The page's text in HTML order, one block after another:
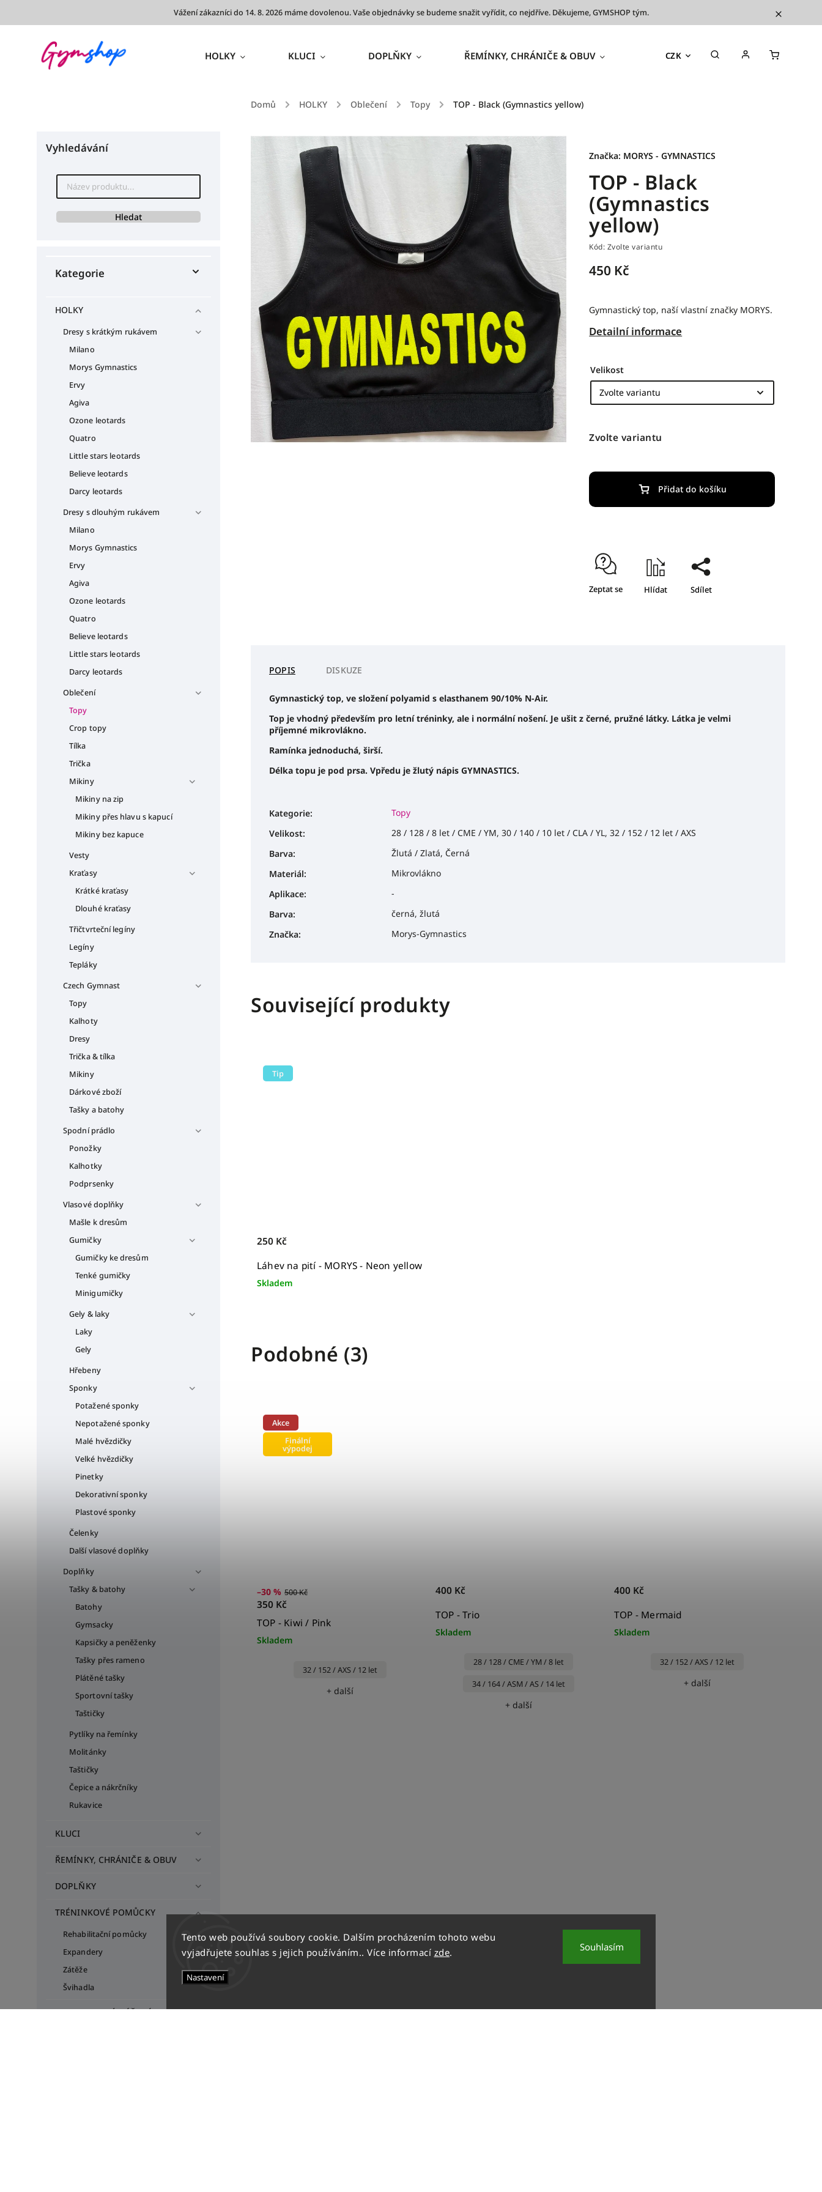
Tento web používá soubory cookie. Dalším procházením tohoto webu
vyjadřujete souhlas s jejich používáním.. Více informací zde.
Nastavení
Souhlasím
Vážení zákazníci do 14. 8. 2026 máme dovolenou. Vaše objednávky se budeme snažit vyřídit, co nejdříve. Děkujeme, GYMSHOP tým.
CZK
HOLKY KLUCI DOPLŇKY ŘEMÍNKY, CHRÁNIČE & OBUV TRÉNINKOVÉ POMŮCKY
Domů / HOLKY / Oblečení / Topy / TOP - Black (Gymnastics yellow)
Vyhledávání
Hledat
Kategorie
HOLKY
Dresy s krátkým rukávem
Milano
Morys Gymnastics
Ervy
Agiva
Ozone leotards
Quatro
Little stars leotards
Believe leotards
Darcy leotards
Dresy s dlouhým rukávem
Milano
Morys Gymnastics
Ervy
Agiva
Ozone leotards
Quatro
Believe leotards
Little stars leotards
Darcy leotards
Oblečení
Topy
Crop topy
Tílka
Trička
Mikiny
Mikiny na zip
Mikiny přes hlavu s kapucí
Mikiny bez kapuce
Vesty
Kraťasy
Krátké kraťasy
Dlouhé kraťasy
Třičtvrteční legíny
Legíny
Tepláky
Czech Gymnast
Topy
Kalhoty
Dresy
Trička & tílka
Mikiny
Dárkové zboží
Tašky a batohy
Spodní prádlo
Ponožky
Kalhotky
Podprsenky
Vlasové doplňky
Mašle k dresům
Gumičky
Gumičky ke dresům
Tenké gumičky
Minigumičky
Gely & laky
Laky
Gely
Hřebeny
Sponky
Potažené sponky
Nepotažené sponky
Malé hvězdičky
Velké hvězdičky
Pinetky
Dekorativní sponky
Plastové sponky
Čelenky
Další vlasové doplňky
Doplňky
Tašky & batohy
Batohy
Gymsacky
Kapsičky a peněženky
Tašky přes rameno
Plátěné tašky
Sportovní tašky
Taštičky
Pytlíky na řemínky
Molitánky
Taštičky
Čepice a nákrčníky
Rukavice
KLUCI
ŘEMÍNKY, CHRÁNIČE & OBUV
DOPLŇKY
TRÉNINKOVÉ POMŮCKY
Rehabilitační pomůcky
Expandery
Zátěže
Švihadla
GYMNASTICKÉ NÁŘADÍ
TOP - Black
(Gymnastics
yellow)
Kód: Zvolte variantu
450 Kč
Gymnastický top, naší vlastní značky MORYS.
Detailní informace
Značka: MORYS - GYMNASTICS
Velikost
Zvolte variantu
Přidat do košíku
Zeptat se Hlídat Sdílet
POPIS DISKUZE
Gymnastický top, ve složení polyamid s elasthanem 90/10% N-Air.
Top je vhodný především pro letní tréninky, ale i normální nošení. Je ušit z černé, pružné látky. Látka je velmi
příjemné mikrovlákno.
Ramínka jednoduchá, širší.
Délka topu je pod prsa. Vpředu je žlutý nápis GYMNASTICS.
Kategorie:
Topy
Velikost:
28 / 128 / 8 let / CME / YM, 30 / 140 / 10 let / CLA / YL, 32 / 152 / 12 let / AXS
Barva:
Žlutá / Zlatá, Černá
Materiál:
Mikrovlákno
Aplikace:
-
Barva:
černá, žlutá
Značka: Morys-Gymnastics
Související produkty
Tip
Láhev na pití - MORYS - Neon yellow
Skladem
250 Kč
Podobné (3)
Akce
Finální
výpodej
TOP - Kiwi / Pink
Skladem
–30 % 500 Kč
350 Kč
32 / 152 / AXS / 12 let
+ další
TOP - Trio
Skladem
400 Kč
28 / 128 / CME / YM / 8 let
34 / 164 / ASM / AS / 14 let
+ další
TOP - Mermaid
Skladem
400 Kč
32 / 152 / AXS / 12 let
+ další